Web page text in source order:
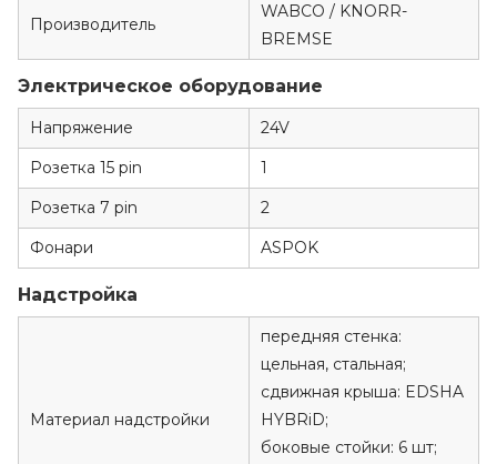
Производитель
WABCO / KNORR-
BREMSE
Электрическое оборудование
Напряжение
24V
Розетка 15 pin
1
Розетка 7 pin
2
Фонари
ASPOK
Надстройка
Материал надстройки
передняя стенка:
цельная, стальная;
сдвижная крыша: EDSHA
HYBRiD;
боковые стойки: 6 шт;